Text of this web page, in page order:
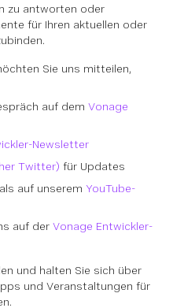
zu antworten oder
für Ihren aktuellen oder
Sie uns mitteilen,
auf dem Vonage
Newsletter
Twitter) für Updates
auf unserem YouTube-
auf der Vonage Entwickler-
und halten Sie sich über
und Veranstaltungen für